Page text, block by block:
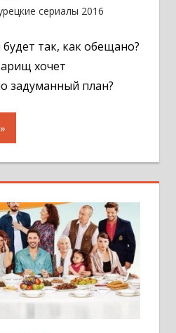
сериалы 2016
так, как обещано?
хочет
задуманный план?